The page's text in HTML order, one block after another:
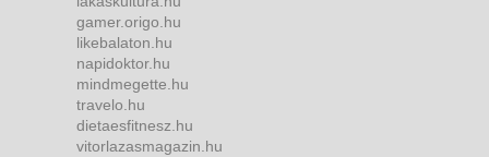
gamer.origo.hu
likebalaton.hu
napidoktor.hu
mindmegette.hu
travelo.hu
dietaesfitnesz.hu
vitorlazasmagazin.hu